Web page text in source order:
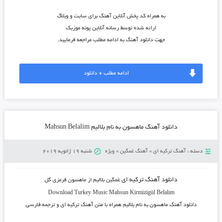
به همراه کد پخش آنلاین آهنگ برای سایت و وبلاگ
ارائه شده توسط رسانه آنلاین پونه موزیک
جهت دانلود آهنگ به ادامه مطلب مراجعه فرمایید.
ادامه مطلب + دانلود
دانلود آهنگ ماهسون به نام بلالیم Mahsun Belalim
دسته : آهنگ ترکیه ای» آهنگ غمگین» ویژه شنبه 19 ژانویه 2019
دانلود آهنگ ترکیه ایغمگین بلالیم از ماهسون قرمزی گل
Download Turkey Music Mahsun Kirmizigül Belalım
دانلود آهنگ ماهسون به نام بلالیم همراه با متن آهنگ ترکیه ای و ترجمه فارسی